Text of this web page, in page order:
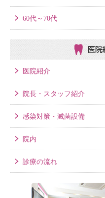
60代～70代
医院
医院紹介
院長・スタッフ紹介
感染対策・滅菌設備
院内
診療の流れ